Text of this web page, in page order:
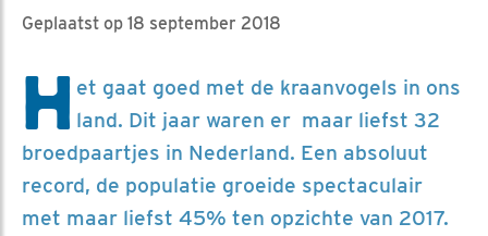
Geplaatst op 18 september 2018
H et gaat goed met de kraanvogels in ons
land. Dit jaar waren er maar liefst 32
broedpaartjes in Nederland. Een absoluut
record, de populatie groeide spectaculair
met maar liefst 45% ten opzichte van 2017.